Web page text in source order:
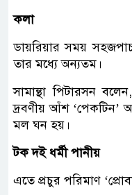
কলা
ডায়রিয়ার সময়
তার মধ্যে অন্যতম।
সামান্থা পিটারসন
দ্রবণীয় আঁশ ‘পেকটিন’
মল ঘন হয়।
টক দই ধর্মী পানীয়
এতে প্রচুর পরিমাণ